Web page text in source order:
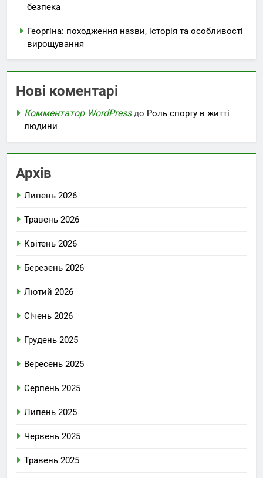
безпека
Георгіна: походження назви, історія та особливості
вирощування
Нові коментарі
Комментатор WordPressдо Роль спорту в житті
людини
Архів
Липень 2026
Травень 2026
Квітень 2026
Березень 2026
Лютий 2026
Січень 2026
Грудень 2025
Вересень 2025
Серпень 2025
Липень 2025
Червень 2025
Травень 2025